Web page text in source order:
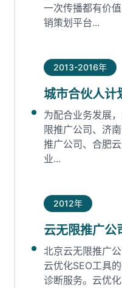
一次传播都有价
销策划平台...
2013-2016年
城市合伙人计
为配合业务发展
限推广公司、济
推广公司、合肥
业...
2012年
云无限推广公
北京云无限推广
云优化SEO工具
诊断服务。云优